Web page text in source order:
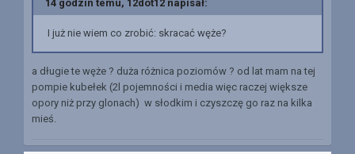
14 godzin temu, 12dot12 napisał:
I już nie wiem co zrobić: skracać węże?
a długie te węże ? duża różnica poziomów ? od lat mam na tej
pompie kubełek (2l pojemności i media więc raczej większe
opory niż przy glonach) w słodkim i czyszczę go raz na kilka
mieś.